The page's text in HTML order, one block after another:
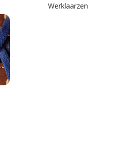
Werklaarzen